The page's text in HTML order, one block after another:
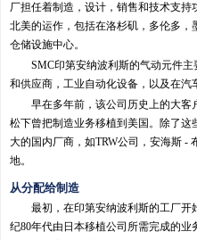
厂担任着制造，设计，销售和技术支
北美的运作，包括在洛杉矶，多伦多
仓储设施中心。
SMC印第安纳波利斯的气动元件主
和供应商，工业自动化设备，以及在汽
早在多年前，该公司历史上的大客
松下曾把制造业务移植到美国。除了
大的国内厂商，如TRW公司，安海斯 -
地。
从分配给制造
最初，在印第安纳波利斯的工厂开
纪80年代由日本移植公司所需完成的业